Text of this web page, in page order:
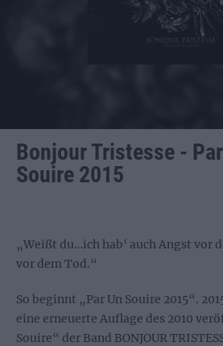
Bonjour Tristesse -
Souire 2015
„Weißt du…ich hab‘ auch Angst vor
vor dem Tod.“
So beginnt „Par Un Souire 2015“.
eine erneuerte Auflage des 2010
Souire“ der Band BONJOUR